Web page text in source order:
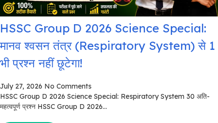
HSSC Group D 2026 Science Special:
मानव श्वसन तंत्र (Respiratory System) से 1
भी प्रश्न नहीं छूटेगा!
July 27, 2026 No Comments
HSSC Group D 2026 Science Special: Respiratory System 30 अति-
महत्वपूर्ण प्रश्न HSSC Group D 2026...